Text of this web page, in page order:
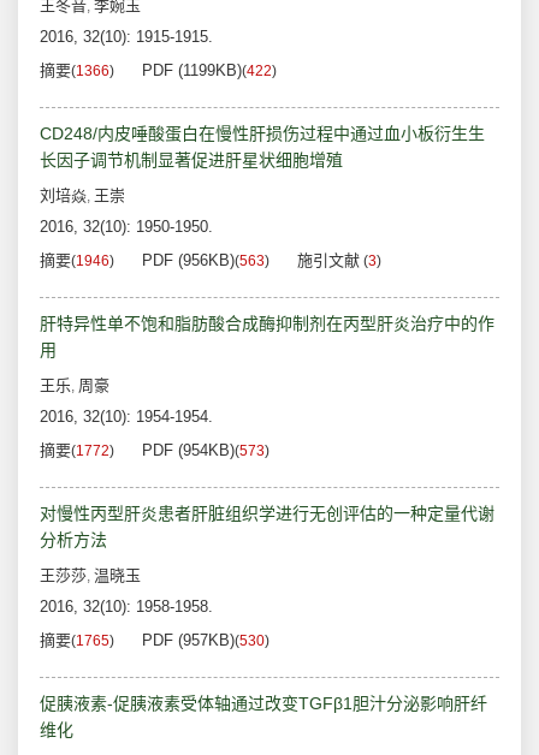
王冬音, 李婉玉
2016, 32(10): 1915-1915.
摘要(1366) PDF (1199KB)(422)
CD248/内皮唾酸蛋白在慢性肝损伤过程中通过血小板衍生生
长因子调节机制显著促进肝星状细胞增殖
刘培焱, 王崇
2016, 32(10): 1950-1950.
摘要(1946) PDF (956KB)(563) 施引文献 (3)
肝特异性单不饱和脂肪酸合成酶抑制剂在丙型肝炎治疗中的作
用
王乐, 周豪
2016, 32(10): 1954-1954.
摘要(1772) PDF (954KB)(573)
对慢性丙型肝炎患者肝脏组织学进行无创评估的一种定量代谢
分析方法
王莎莎, 温晓玉
2016, 32(10): 1958-1958.
摘要(1765) PDF (957KB)(530)
促胰液素-促胰液素受体轴通过改变TGFβ1胆汁分泌影响肝纤
维化